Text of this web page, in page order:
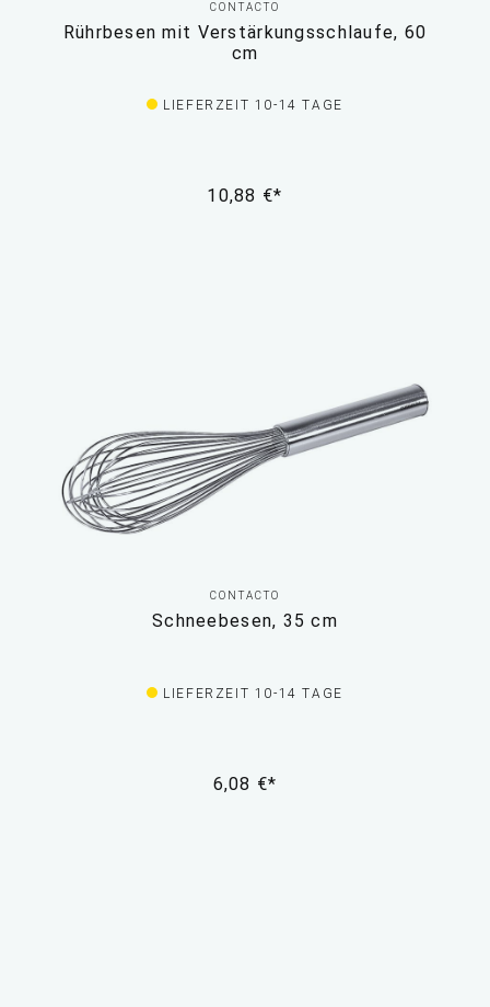
CONTACTO
Rührbesen mit Verstärkungsschlaufe, 60
cm
LIEFERZEIT 10-14 TAGE
10,88 €*
CONTACTO
Schneebesen, 35 cm
LIEFERZEIT 10-14 TAGE
6,08 €*